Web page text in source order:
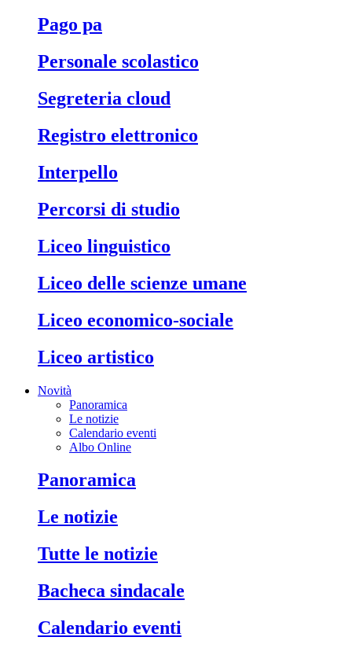
pago pa
personale scolastico
segreteria cloud
registro elettronico
interpello
percorsi di studio
liceo linguistico
liceo delle scienze umane
liceo economico-sociale
liceo artistico
Novità
Panoramica
Le notizie
Calendario eventi
Albo Online
panoramica
le notizie
tutte le notizie
bacheca sindacale
calendario eventi